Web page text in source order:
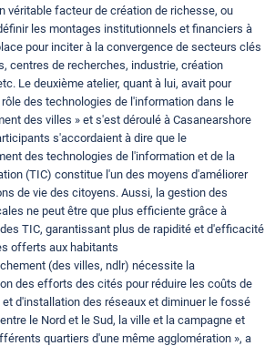
véritable facteur de création de richesse, ou
les montages institutionnels et financiers à
pour inciter à la convergence de secteurs clés
centres de recherches, industrie, création
Le deuxième atelier, quant à lui, avait pour
rôle des technologies de l'information dans le
des villes » et s'est déroulé à Casanearshore
s'accordaient à dire que le
des technologies de l'information et de la
(TIC) constitue l'un des moyens d'améliorer
de vie des citoyens. Aussi, la gestion des
ne peut être que plus efficiente grâce à
TIC, garantissant plus de rapidité et d'efficacité
offerts aux habitants
(des villes, ndlr) nécessite la
des efforts des cités pour réduire les coûts de
d'installation des réseaux et diminuer le fossé
le Nord et le Sud, la ville et la campagne et
quartiers d'une même agglomération », a